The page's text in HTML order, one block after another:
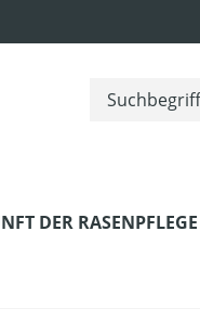
DER RASENPFLEGE